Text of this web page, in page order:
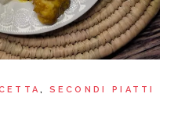
SECONDI PIATTI